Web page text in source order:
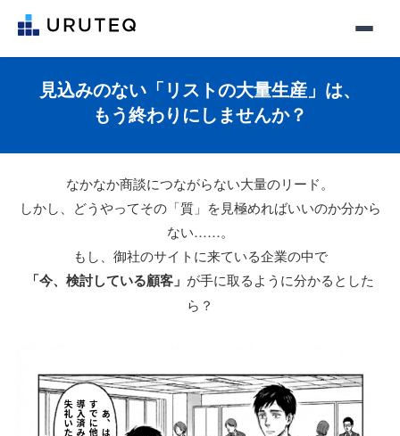
見込みのない「リストの大量生産」は、
もう終わりにしませんか？
なかなか商談につながらない大量のリード。
しかし、どうやってその「質」を見極めればいいのか分から
ない……。
もし、御社のサイトに来ている企業の中で
「今、検討している顧客」 が手に取るように分かるとした
ら？